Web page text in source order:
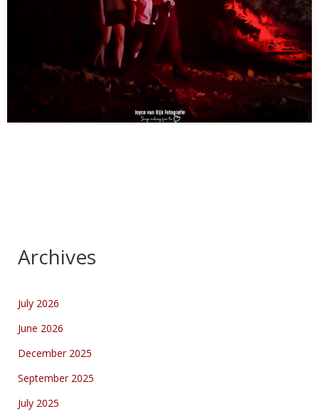
Archives
July 2026
June 2026
December 2025
September 2025
July 2025